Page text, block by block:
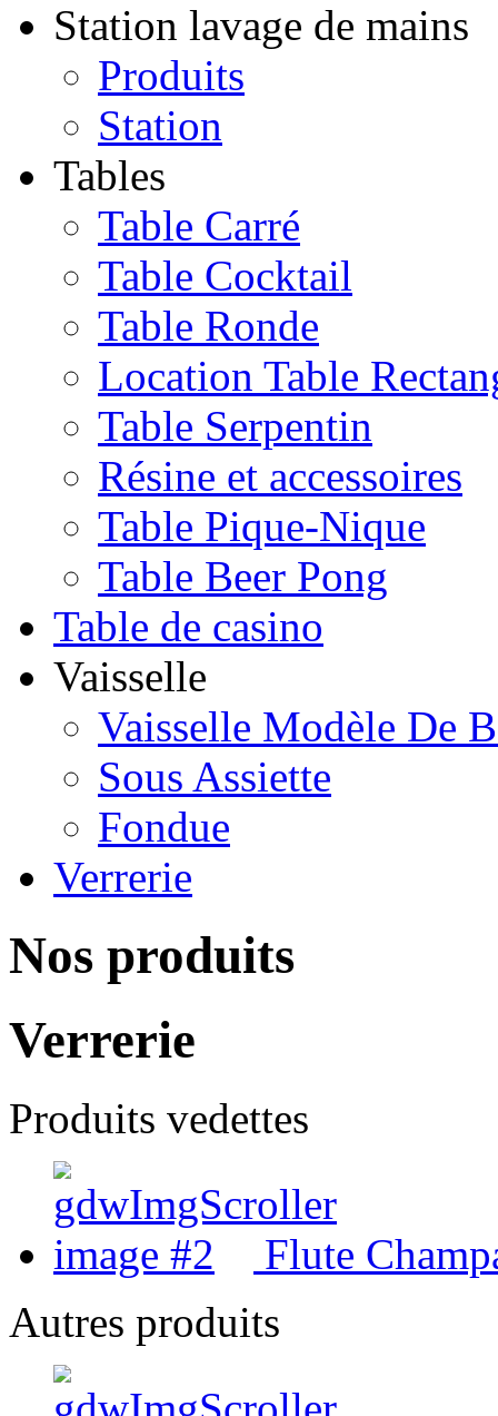
Station lavage de mains
Produits
Station
Tables
Table Carré
Table Cocktail
Table Ronde
Location Table
Table Serpentin
Résine et accessoires
Table Pique-Nique
Table Beer Pong
Table de casino
Vaisselle
Vaisselle Modèle De
Sous Assiette
Fondue
Verrerie
Nos produits
Verrerie
Produits vedettes
Flute
Autres produits